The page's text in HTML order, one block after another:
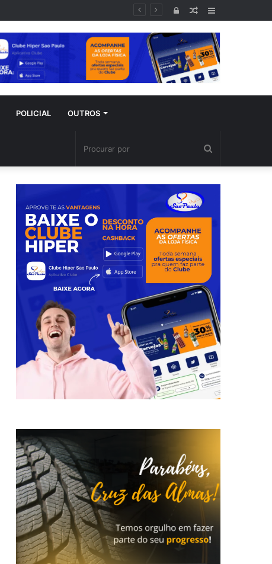
Lateral
Artigo
aleatório
Entrar
POLICIAL OUTROS
por